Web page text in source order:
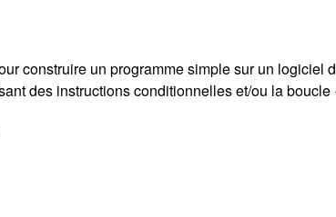
construire un programme simple sur un logiciel
des instructions conditionnelles et/ou la boucle